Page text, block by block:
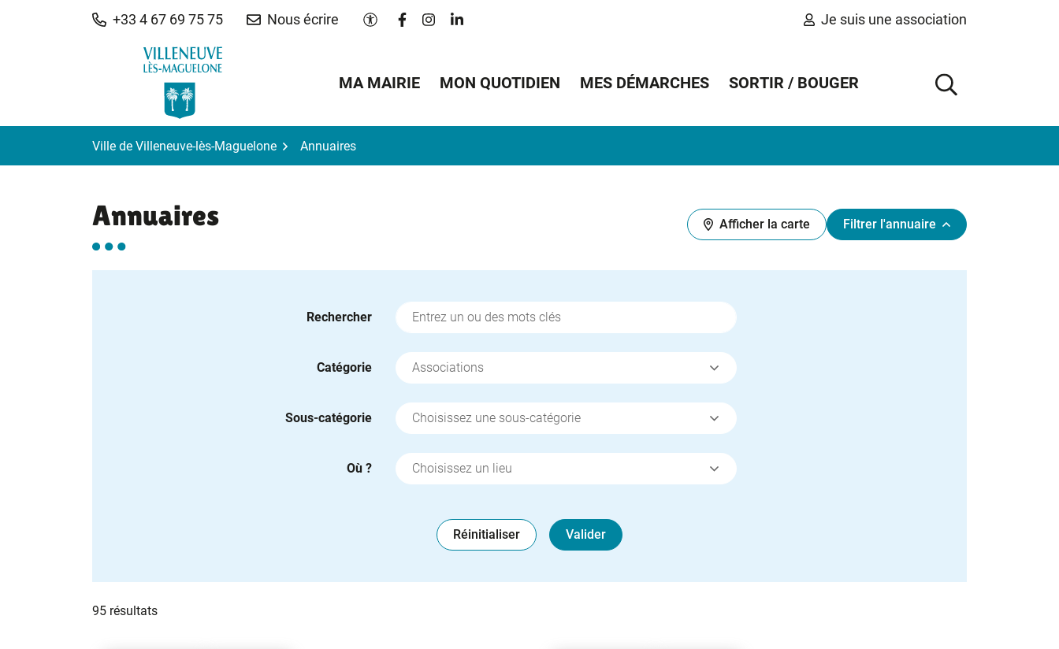
+33 4 67 69 75 75 Nous écrire Paramètres d'accessibilité
Lien vers le compte Facebook
Lien vers le compte Instagram
Lien vers le compte Linkedin Je suis une association
MA MAIRIE MON QUOTIDIEN MES DÉMARCHES SORTIR / BOUGER
AFFICHER
Ville de Villeneuve-lès-Maguelone Annuaires
Annuaires Afficher la carte Filtrer l'annuaire
Rechercher
Catégorie
Sous-catégorie
Où ?
Réinitialiser Valider
Liste des annuaire
95 résultats